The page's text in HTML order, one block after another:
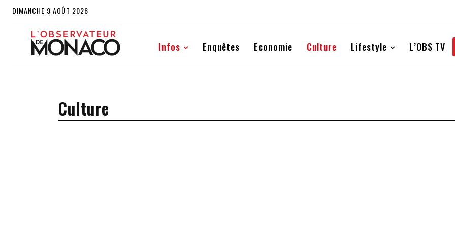
DIMANCHE 9 AOÛT 2026
Infos Enquêtes Economie Culture Lifestyle L’OBS TV
Culture